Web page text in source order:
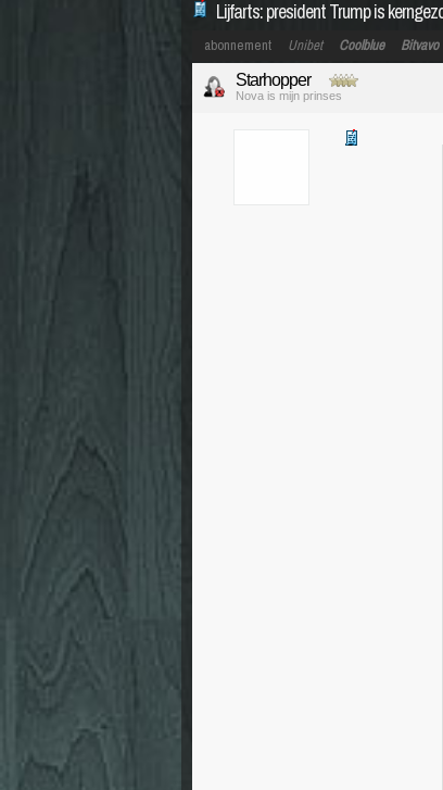
Lijfarts: president Trump is
abonnement Unibet Coolblue Bitvavo
Starhopper
Nova is mijn prinses